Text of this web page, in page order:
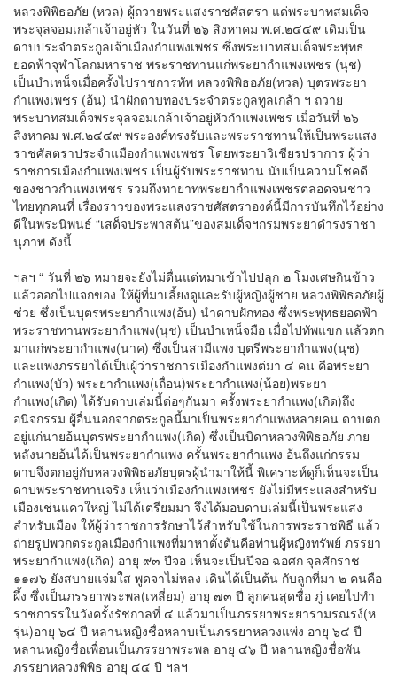
หลวงพิพิธอภัย (หวล) ผู้ถวายพระแสงราชศัสตรา แด่พระบาทสมเด็จ
พระจุลจอมเกล้าเจ้าอยู่หัว ในวันที่ ๒๖ สิงหาคม พ.ศ.๒๔๔๙ เดิมเป็น
ดาบประจำตระกูลเจ้าเมืองกำแพงเพชร ซึ่งพระบาทสมเด็จพระพุทธ
ยอดฟ้าจุฬาโลกมหาราช พระราชทานแก่พระยากำแพงเพชร (นุช)
เป็นบำเหน็จเมื่อครั้งไปราชการทัพ หลวงพิพิธอภัย(หวล) บุตรพระยา
กำแพงเพชร (อ้น) นำฝักดาบทองประจำตระกูลทูลเกล้า ฯ ถวาย
พระบาทสมเด็จพระจุลจอมเกล้าเจ้าอยู่หัวกำแพงเพชร เมื่อวันที่ ๒๖
สิงหาคม พ.ศ.๒๔๔๙ พระองค์ทรงรับและพระราชทานให้เป็นพระแสง
ราชศัสตราประจำแมืองกำแพงเพชร โดยพระยาวิเชียรปราการ ผู้ว่า
ราชการเมืองกําแพงเพชร เป็นผู้รับพระราชทาน นับเป็นความโชคดี
ของชาวกำแพงเพชร รวมถึงทายาทพระยากำแพงเพชรตลอดจนชาว
ไทยทุกคนที่ เรื่องราวของพระแสงราชศัสตราองค์นี้มีการบันทึกไว้อย่าง
ดีในพระนิพนธ์ “เสด็จประพาสต้น”ของสมเด็จฯกรมพระยาดำรงราชา
นุภาพ ดังนี้
ฯลฯ “ วันที่ ๒๖ หมายจะยังไม่ตื่นแต่หมาเข้าไปปลุก ๒ โมงเศษกินข้าว
แล้วออกไปแจกของ ให้ผู้ที่มาเลี้ยงดูและรับผู้หญิงผู้ชาย หลวงพิพิธอภัยผู้
ช่วย ซึ่งเป็นบุตรพระยากำแพง(อ้น) นำดาบฝักทอง ซึ่งพระพุทธยอดฟ้า
พระราชทานพระยากำแพง(นุช) เป็นบำเหน็จมือ เมื่อไปทัพแขก แล้วตก
มาแก่พระยากำแพง(นาค) ซึ่งเป็นสามีแพง บุตรีพระยากำแพง(นุช)
และแพงภรรยาได้เป็นผู้ว่าราชการเมืองกำแพงต่มา ๔ คน คือพระยา
กำแพง(บัว) พระยากำแพง(เถื่อน)พระยากำแพง(น้อย)พระยา
กำแพง(เกิด) ได้รับดาบเล่มนี้ต่อๆกันมา ครั้งพระยากำแพง(เกิด)ถึง
อนิจกรรม ผู้อื่นนอกจากตระกูลนี้มาเป็นพระยากำแพงหลายคน ดาบตก
อยู่แก่นายอ้นบุตรพระยากำแพง(เกิด) ซึ่งเป็นบิดาหลวงพิพิธอภัย ภาย
หลังนายอ้นได้เป็นพระยากำแพง ครั้นพระยากำแพง อ้นถึงแก่กรรม
ดาบจึงตกอยู่กับหลวงพิพิธอภัยบุตรผู้นำมาให้นี้ พิเคราะห์ดูก็เห็นจะเป็น
ดาบพระราชทานจริง เห็นว่าเมืองกำแพงเพชร ยังไม่มีพระแสงสำหรับ
เมืองเช่นแควใหญ่ ไม่ได้เตรียมมา จึงได้มอบดาบเล่มนี้เป็นพระแสง
สำหรับเมือง ให้ผู้ว่าราชการรักษาไว้สำหรับใช้ในการพระราชพิธี แล้ว
ถ่ายรูปพวกตระกูลเมืองกำแพงที่มาหาตั้งต้นคือท่านผู้หญิงทรัพย์ ภรรยา
พระยากำแพง(เกิด) อายุ ๙๓ ปีจอ เห็นจะเป็นปีจอ ฉอศก จุลศักราช
๑๑๗๖ ยังสบายแจ่มใส พูดจาไม่หลง เดินได้เป็นต้น กับลูกที่มา ๒ คนคือ
ผึ้ง ซึ่งเป็นภรรยาพระพล(เหลี่ยม) อายุ ๗๓ ปี ลูกคนสุดชื่อ ภู่ เคยไปทำ
ราชการรในวังครั้งรัชกาลที่ ๔ แล้วมาเป็นภรรยาพระยารามรณรง์(ห
รุ่น)อายุ ๖๔ ปี หลานหญิงชื่อหลาบเป็นภรรยาหลวงแพ่ง อายุ ๖๔ ปี
หลานหญิงชื่อเพื่อนเป็นภรรยาพระพล อายุ ๔๖ ปี หลานหญิงชื่อพัน
ภรรยาหลวงพิพิธ อายุ ๔๔ ปี ฯลฯ